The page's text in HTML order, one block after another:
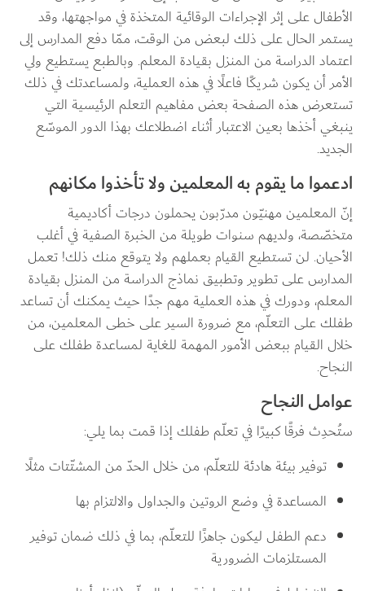
الأطفال على إثر الإجراءات الوقائية المتخذة في مواجهتها، وقد
يستمر الحال على ذلك لبعض من الوقت، ممّا دفع المدارس إلى
اعتماد الدراسة من المنزل بقيادة المعلم. وبالطبع يستطيع ولي
الأمر أن يكون شريكًا فاعلًا في هذه العملية، ولمساعدتك في ذلك
تستعرض هذه الصفحة بعض مفاهيم التعلم الرئيسية التي
ينبغي أخذها بعين الاعتبار أثناء اضطلاعك بهذا الدور الموسّع
الجديد.
ادعموا ما يقوم به المعلمين ولا تأخذوا مكانهم
إنّ المعلمين مهنيّون مدرّبون يحملون درجات أكاديمية
متخصّصة، ولديهم سنوات طويلة من الخبرة الصفية في أغلب
الأحيان. لن تستطيع القيام بعملهم ولا يتوقع منك ذلك! تعمل
المدارس على تطوير وتطبيق نماذج الدراسة من المنزل بقيادة
المعلم، ودورك في هذه العملية مهم جدًا حيث يمكنك أن تساعد
طفلك على التعلّم، مع ضرورة السير على خطى المعلمين، من
خلال القيام ببعض الأمور المهمة للغاية لمساعدة طفلك على
النجاح.
عوامل النجاح
ستُحدِث فرقًا كبيرًا في تعلّم طفلك إذا قمت بما يلي:
توفير بيئة هادئة للتعلّم، من خلال الحدّ من المشتّتات مثلًا
المساعدة في وضع الروتين والجداول والالتزام بها
دعم الطفل ليكون جاهزًا للتعلّم، بما في ذلك ضمان توفير
المستلزمات الضرورية